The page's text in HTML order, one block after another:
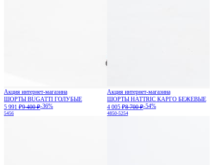
Акция интернет-магазина
ШОРТЫ BUGATTI ГОЛУБЫЕ
5 991 ₽9 400 ₽-36%
5456
Акция интернет-магазина
ШОРТЫ HATTRIC КАРГО БЕЖЕВЫЕ
4 005 ₽8 700 ₽-54%
4850-5254